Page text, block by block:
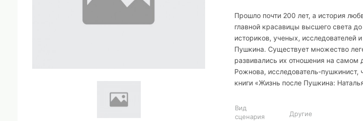
Прошло почти 200 лет, а история
главной красавицы высшего света
историков, ученых, исследователей
Пушкина. Существует множество
развивались их отношения на самом
Рожнова, исследователь-пушкинист,
книги «Жизнь после Пушкина:
Вид
сценария
Другие